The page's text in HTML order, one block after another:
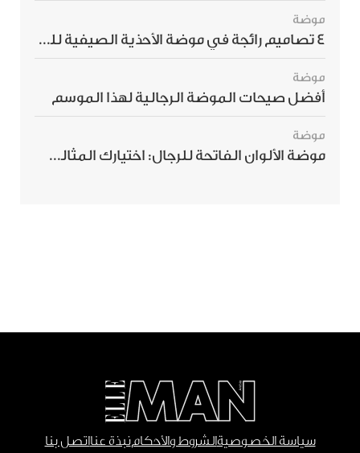
موضة
4 تصاميم رائجة في موضة الأحذية الصيفية للرجال هذا الموسم
موضة
أفضل صيحات الموضة الرجالية لهذا الموسم
موضة
موضة الألوان الفاتحة للرجال: اختيارك المثالي لإطلالة صيفية مبهرة
سياسة الخصوصيةالشروط والأحكامنبذة عنااتصل بنا